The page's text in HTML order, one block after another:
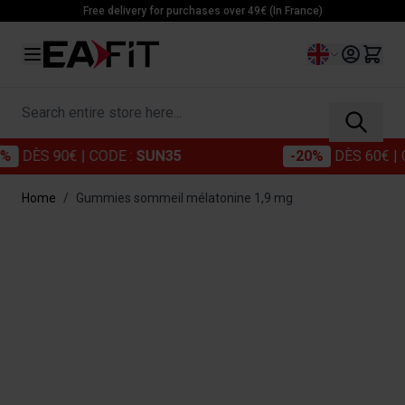
Skip to ContentFree delivery for purchases over 49€ (In France)
Language
Search entire store here...
| CODE : SUN35 DÈS 60€| CODE :
Home / Gummies sommeil mélatonine 1,9 mg